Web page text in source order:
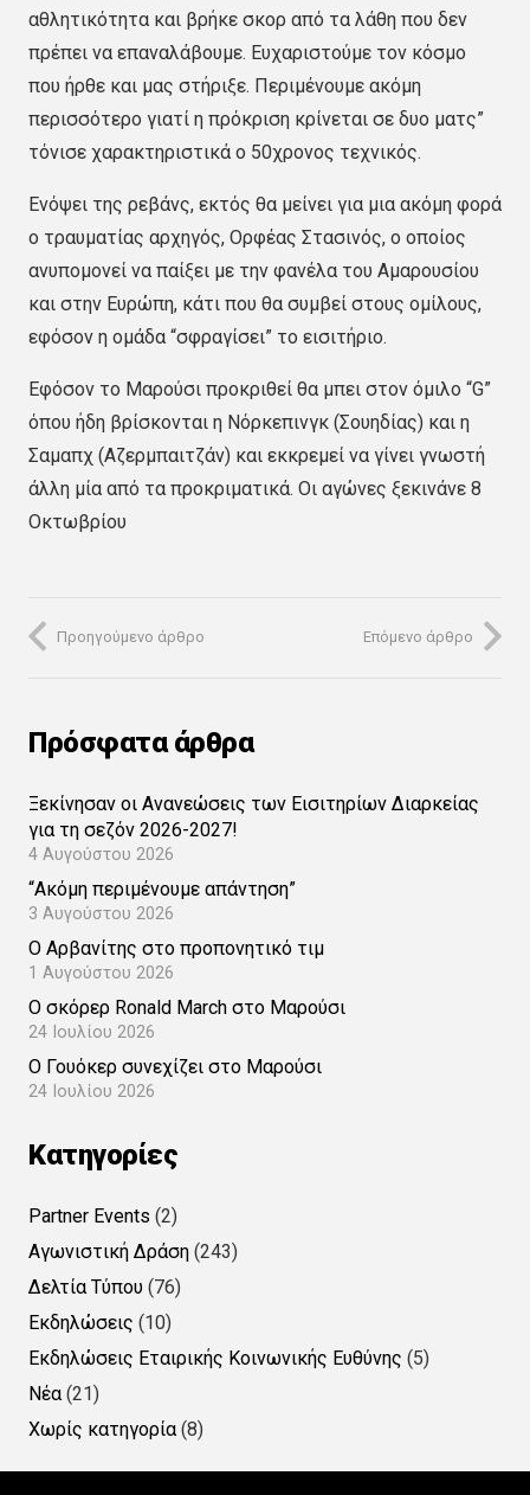
αθλητικότητα και βρήκε σκορ από τα λάθη που δεν
πρέπει να επαναλάβουμε. Ευχαριστούμε τον κόσμο
που ήρθε και μας στήριξε. Περιμένουμε ακόμη
περισσότερο γιατί η πρόκριση κρίνεται σε δυο ματς”
τόνισε χαρακτηριστικά ο 50χρονος τεχνικός.
Ενόψει της ρεβάνς, εκτός θα μείνει για μια ακόμη φορά
ο τραυματίας αρχηγός, Ορφέας Στασινός, ο οποίος
ανυπομονεί να παίξει με την φανέλα του Αμαρουσίου
και στην Ευρώπη, κάτι που θα συμβεί στους ομίλους,
εφόσον η ομάδα “σφραγίσει” το εισιτήριο.
Εφόσον το Μαρούσι προκριθεί θα μπει στον όμιλο “G”
όπου ήδη βρίσκονται η Νόρκεπινγκ (Σουηδίας) και η
Σαμαπχ (Αζερμπαιτζάν) και εκκρεμεί να γίνει γνωστή
άλλη μία από τα προκριματικά. Οι αγώνες ξεκινάνε 8
Οκτωβρίου
Προηγούμενο άρθρο Επόμενο άρθρο
Πρόσφατα άρθρα
Ξεκίνησαν οι Ανανεώσεις των Εισιτηρίων Διαρκείας
για τη σεζόν 2026-2027!
4 Αυγούστου 2026
“Ακόμη περιμένουμε απάντηση”
3 Αυγούστου 2026
Ο Αρβανίτης στο προπονητικό τιμ
1 Αυγούστου 2026
Ο σκόρερ Ronald March στο Μαρούσι
24 Ιουλίου 2026
Ο Γουόκερ συνεχίζει στο Μαρούσι
24 Ιουλίου 2026
Kατηγορίες
Partner Events (2)
Αγωνιστική Δράση (243)
Δελτία Τύπου (76)
Εκδηλώσεις (10)
Εκδηλώσεις Εταιρικής Κοινωνικής Ευθύνης (5)
Νέα(21)
Χωρίς κατηγορία(8)